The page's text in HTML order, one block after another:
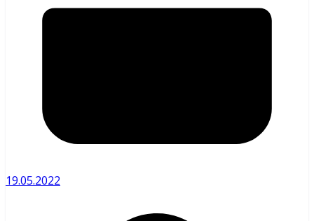
19.05.2022